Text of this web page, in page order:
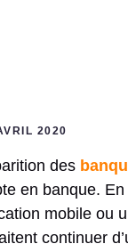
2020
des
en banque.
mobile ou
continuer